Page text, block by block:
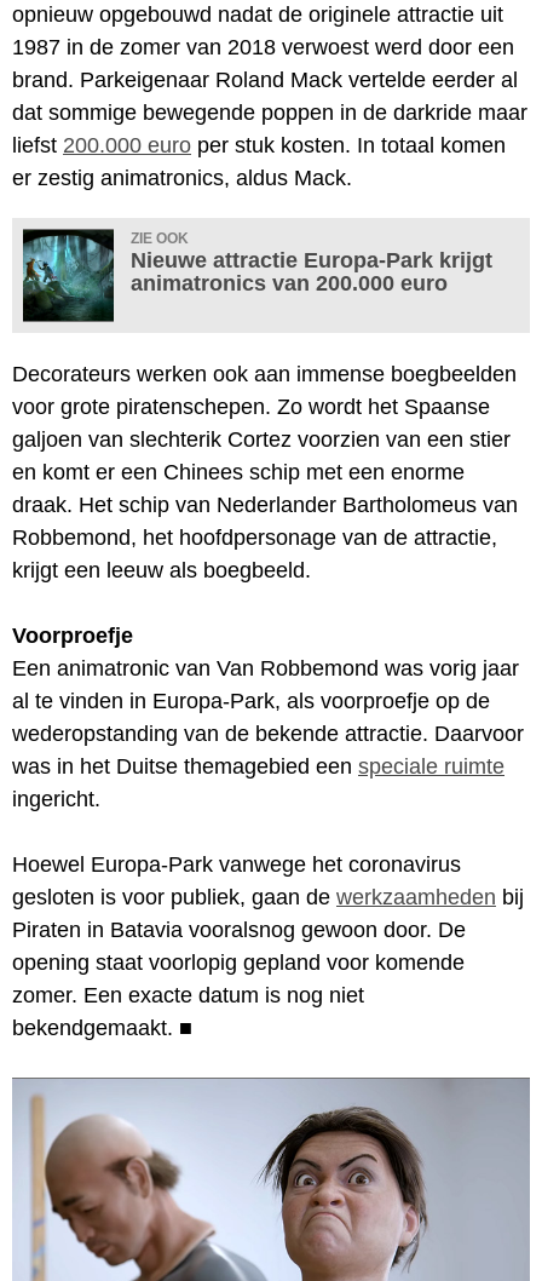
opnieuw opgebouwd nadat de originele attractie uit
1987 in de zomer van 2018 verwoest werd door een
brand. Parkeigenaar Roland Mack vertelde eerder al
dat sommige bewegende poppen in de darkride maar
liefst 200.000 euro per stuk kosten. In totaal komen
er zestig animatronics, aldus Mack.
ZIE OOK
Nieuwe attractie Europa-Park krijgt
animatronics van 200.000 euro
Decorateurs werken ook aan immense boegbeelden
voor grote piratenschepen. Zo wordt het Spaanse
galjoen van slechterik Cortez voorzien van een stier
en komt er een Chinees schip met een enorme
draak. Het schip van Nederlander Bartholomeus van
Robbemond, het hoofdpersonage van de attractie,
krijgt een leeuw als boegbeeld.
Voorproefje
Een animatronic van Van Robbemond was vorig jaar
al te vinden in Europa-Park, als voorproefje op de
wederopstanding van de bekende attractie. Daarvoor
was in het Duitse themagebied een speciale ruimte
ingericht.
Hoewel Europa-Park vanwege het coronavirus
gesloten is voor publiek, gaan de werkzaamheden bij
Piraten in Batavia vooralsnog gewoon door. De
opening staat voorlopig gepland voor komende
zomer. Een exacte datum is nog niet
bekendgemaakt. ■